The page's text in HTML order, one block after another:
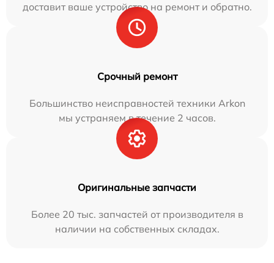
доставит ваше устройство на ремонт и обратно.
Срочный ремонт
Большинство неисправностей техники Arkon
мы устраняем в течение 2 часов.
Оригинальные запчасти
Более 20 тыс. запчастей от производителя в
наличии на собственных складах.